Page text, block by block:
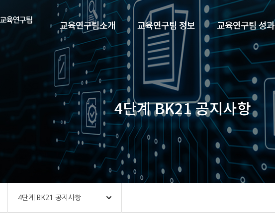
자대학교BK21
숙명여자대학교
IT공학교육연구팀
교육연구팀소개 교육연구팀 정보 교육연구팀 성과
4단계 BK21 공지사항
4단계 BK21 공지사항